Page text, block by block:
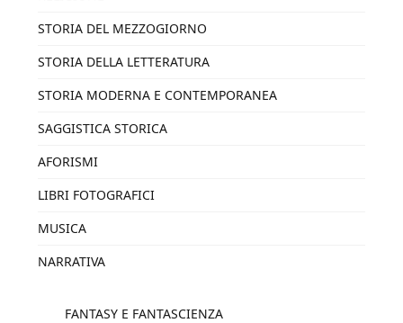
STORIA DEL MEZZOGIORNO
STORIA DELLA LETTERATURA
STORIA MODERNA E CONTEMPORANEA
SAGGISTICA STORICA
AFORISMI
LIBRI FOTOGRAFICI
MUSICA
NARRATIVA
FANTASY E FANTASCIENZA